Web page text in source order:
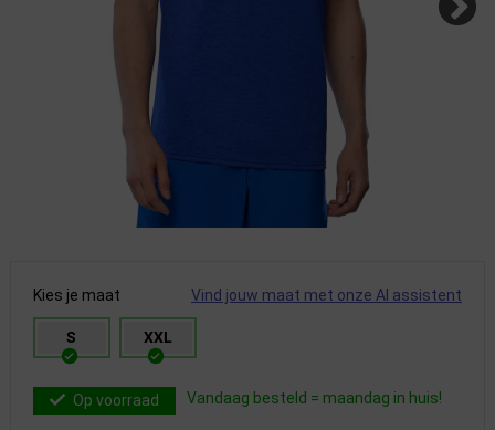
Kies je maat Vind jouw maat met onze AI assistent
S XXL
Op voorraad Vandaag besteld = maandag in huis!